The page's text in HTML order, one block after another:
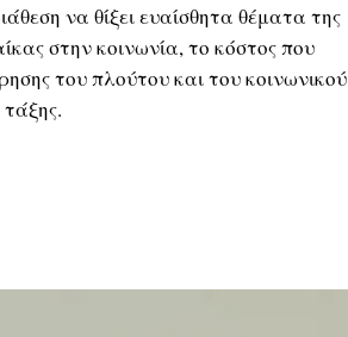
να θίξει ευαίσθητα θέματα της
στην κοινωνία, το κόστος που
του πλούτου και του κοινωνικού